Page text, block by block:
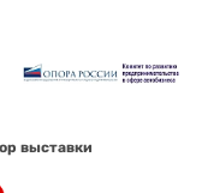
выставки